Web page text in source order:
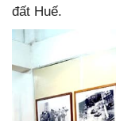
đất Huế.